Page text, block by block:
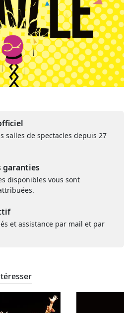
salles de spectacles depuis 27
garanties
disponibles vous sont
et assistance par mail et par